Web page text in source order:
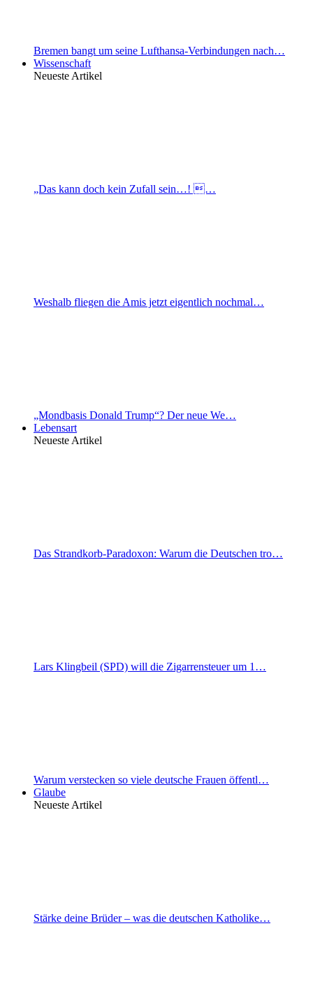
Bremen bangt um seine Lufthansa-Verbindungen nach…
Wissenschaft
Neueste Artikel
„Das kann doch kein Zufall sein…! …
Weshalb fliegen die Amis jetzt eigentlich nochmal…
„Mondbasis Donald Trump“? Der neue We…
Lebensart
Neueste Artikel
Das Strandkorb-Paradoxon: Warum die Deutschen tro…
Lars Klingbeil (SPD) will die Zigarrensteuer um 1…
Warum verstecken so viele deutsche Frauen öffentl…
Glaube
Neueste Artikel
Stärke deine Brüder – was die deutschen Katholike…